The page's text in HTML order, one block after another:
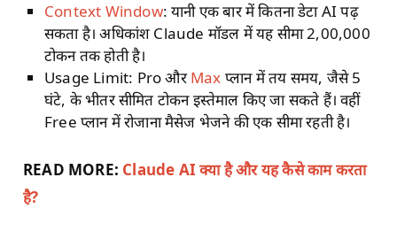
Context Window: यानी एक बार में कितना डेटा AI पढ़
सकता है। अधिकांश Claude मॉडल में यह सीमा 2,00,000
टोकन तक होती है।
Usage Limit: Pro औरMax प्लान में तय समय, जैसे 5
घंटे, के भीतर सीमित टोकन इस्तेमाल किए जा सकते हैं। वहीं
Free प्लान में रोजाना मैसेज भेजने की एक सीमा रहती है।
READ MORE: Claude AI क्या है और यह कैसे काम करता
है?